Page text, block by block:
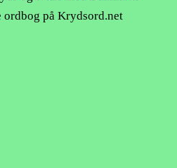
ordbog på Krydsord.net